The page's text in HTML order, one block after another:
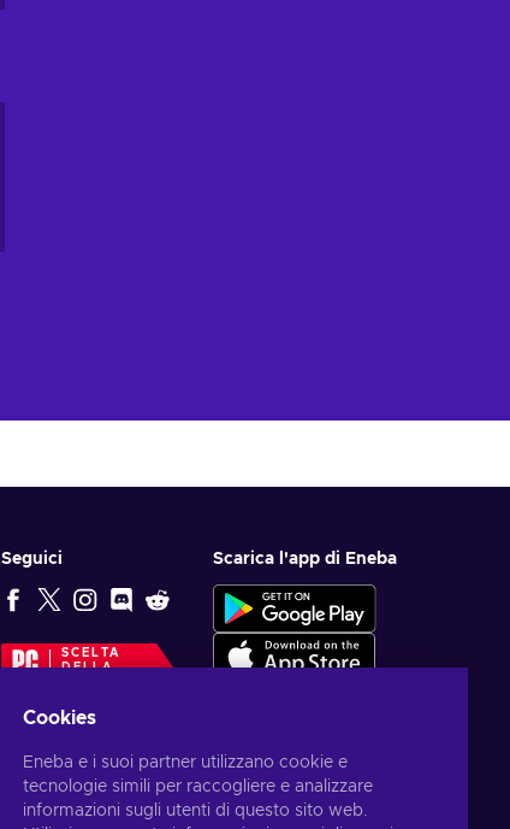
Seguici
SCELTA
DELLA
Scarica l'app di Eneba
Cookies
Eneba e i suoi partner utilizzano cookie e
tecnologie simili per raccogliere e analizzare
informazioni sugli utenti di questo sito web.